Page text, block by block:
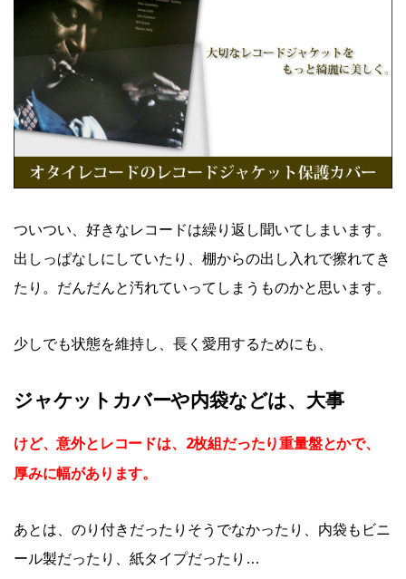
ついつい、好きなレコードは繰り返し聞いてしまいます。
出しっぱなしにしていたり、棚からの出し入れで擦れてき
たり。だんだんと汚れていってしまうものかと思います。
少しでも状態を維持し、長く愛用するためにも、
ジャケットカバーや内袋などは、大事
けど、意外とレコードは、2枚組だったり重量盤とかで、
厚みに幅があります。
あとは、のり付きだったりそうでなかったり、内袋もビニ
ール製だったり、紙タイプだったり…